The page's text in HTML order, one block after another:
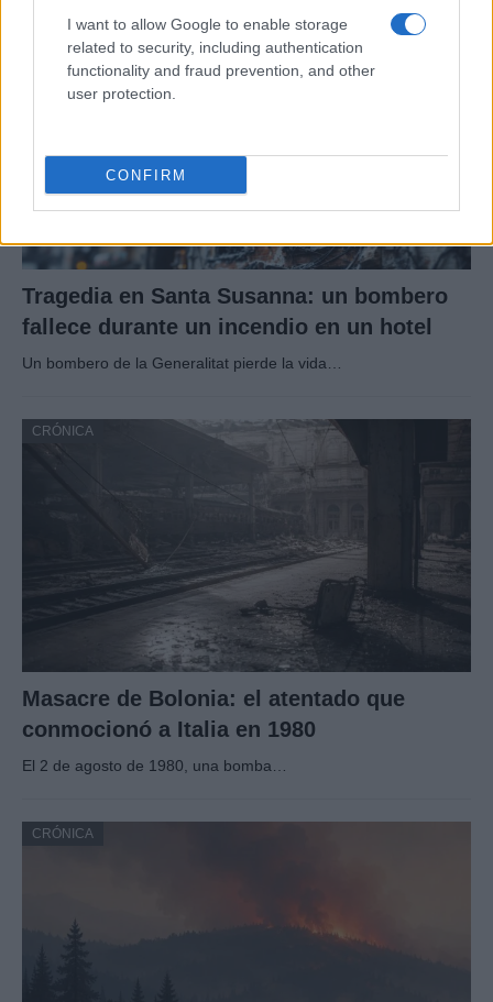
I want to allow Google to enable storage
related to security, including authentication
functionality and fraud prevention, and other
user protection.
CONFIRM
CRÓNICA
Tragedia en Santa Susanna: un bombero
fallece durante un incendio en un hotel
Un bombero de la Generalitat pierde la vida…
CRÓNICA
Masacre de Bolonia: el atentado que
conmocionó a Italia en 1980
El 2 de agosto de 1980, una bomba…
CRÓNICA